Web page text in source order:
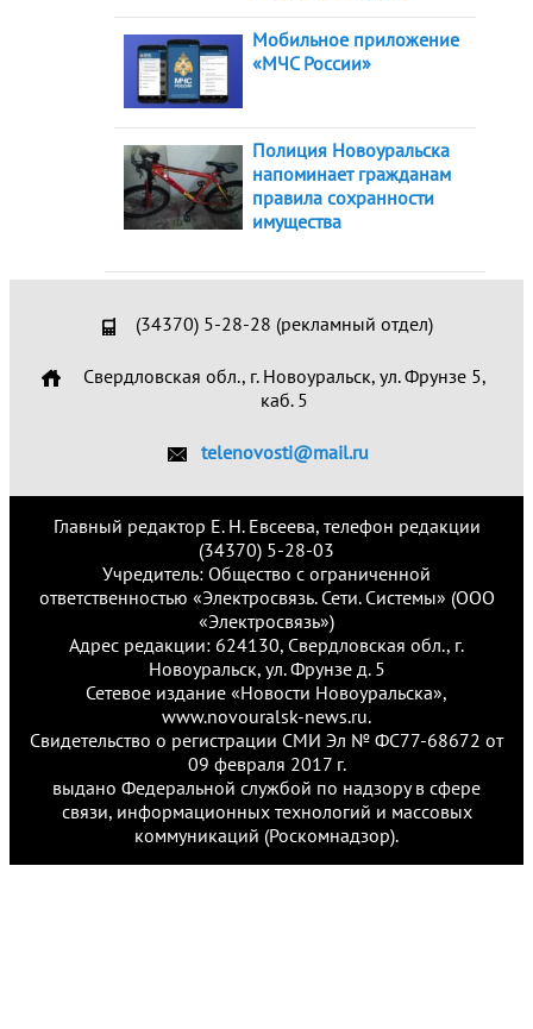
Мобильное приложение
«МЧС России»
Полиция Новоуральска
напоминает гражданам
правила сохранности
имущества
(34370) 5-28-28 (рекламный отдел)
Свердловская обл., г. Новоуральск, ул. Фрунзе 5,
каб. 5
telenovosti@mail.ru
Главный редактор Е. Н. Евсеева, телефон редакции
(34370) 5-28-03
Учредитель: Общество с ограниченной
ответственностью «Электросвязь. Сети. Системы» (ООО
«Электросвязь»)
Адрес редакции: 624130, Свердловская обл., г.
Новоуральск, ул. Фрунзе д. 5
Сетевое издание «Новости Новоуральска»,
www.novouralsk-news.ru.
Свидетельство о регистрации СМИ Эл № ФС77-68672 от
09 февраля 2017 г.
выдано Федеральной службой по надзору в сфере
связи, информационных технологий и массовых
коммуникаций (Роскомнадзор).